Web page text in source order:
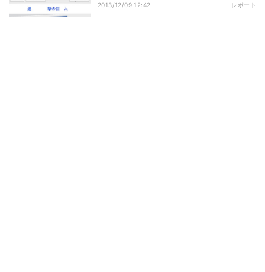
2013/12/09 12:42 レポート